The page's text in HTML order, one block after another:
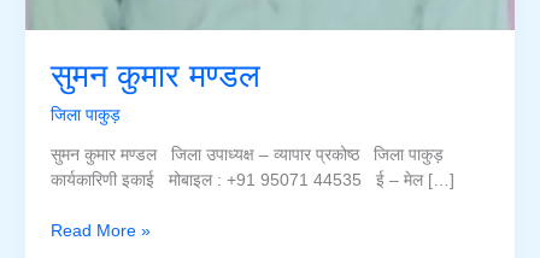
सुमन कुमार मण्डल
जिला पाकुड़
सुमन कुमार मण्डल जिला उपाध्यक्ष – व्यापार प्रकोष्ठ जिला पाकुड़
कार्यकारिणी इकाई मोबाइल : +91 95071 44535 ई – मेल […]
सुमन
Read More »